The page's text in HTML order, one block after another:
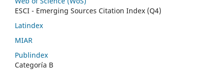
ESCI - Emerging Sources Citation Index (Q4)
Latindex
MIAR
Publindex
Categoría B